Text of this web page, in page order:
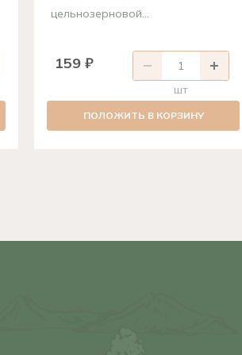
цельнозерновой...
159 ₽
шт
ПОЛОЖИТЬ В КОРЗИНУ